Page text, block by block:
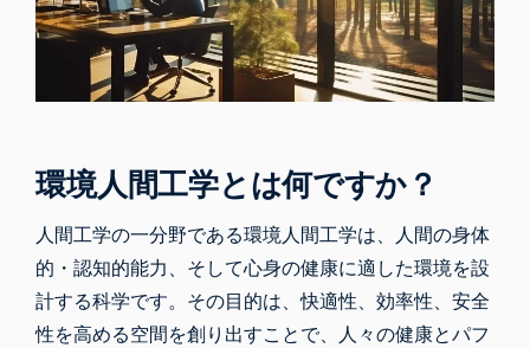
環境人間工学とは何ですか？
人間工学の一分野である環境人間工学は、人間の身体
的・認知的能力、そして心身の健康に適した環境を設
計する科学です。その目的は、快適性、効率性、安全
性を高める空間を創り出すことで、人々の健康とパフ